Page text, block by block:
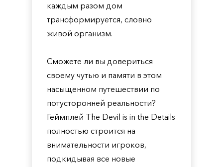
каждым разом дом
трансформируется, словно
живой организм.
Сможете ли вы довериться
своему чутью и памяти в этом
насыщенном путешествии по
потусторонней реальности?
Геймплей The Devil is in the Details
полностью строится на
внимательности игроков,
подкидывая все новые